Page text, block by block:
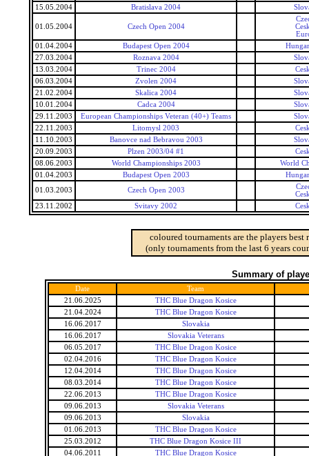
15.05.2004
Bratislava 2004
01.05.2004 Czech Open 2004
01.04.2004
Budapest Open 2004
27.03.2004
Roznava 2004
13.03.2004
Trinec 2004
06.03.2004
Zvolen 2004
21.02.2004
Skalica 2004
10.01.2004
Cadca 2004
29.11.2003
European Championships Veteran (40+) Teams
22.11.2003
Litomysl 2003
11.10.2003
Banovce nad Bebravou 2003
20.09.2003
Plzen 2003/04 #1
08.06.2003
World Championships 2003
World
01.04.2003
Budapest Open 2003
01.03.2003
Czech Open 2003
23.11.2002
Svitavy 2002
coloured tournaments are the players
(only tournaments from the last 6 years
Summary of
Date
Team
21.06.2025
THC Blue Dragon Kosice
21.04.2024
THC Blue Dragon Kosice
16.06.2017
Slovakia
16.06.2017
Slovakia Veterans
06.05.2017
THC Blue Dragon Kosice
02.04.2016
THC Blue Dragon Kosice
12.04.2014
THC Blue Dragon Kosice
08.03.2014
THC Blue Dragon Kosice
22.06.2013
THC Blue Dragon Kosice
09.06.2013
Slovakia Veterans
09.06.2013
Slovakia
01.06.2013
THC Blue Dragon Kosice
25.03.2012
THC Blue Dragon Kosice III
04.06.2011
THC Blue Dragon Kosice